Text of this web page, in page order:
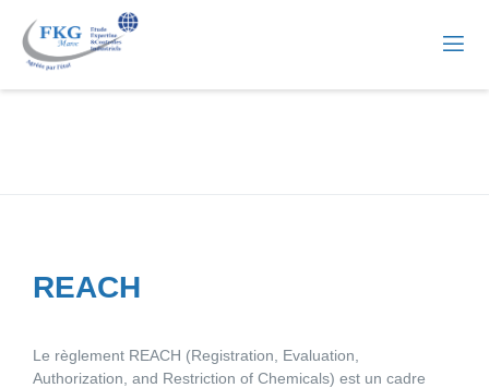
REACH
Le règlement REACH (Registration, Evaluation,
Authorization, and Restriction of Chemicals) est un cadre